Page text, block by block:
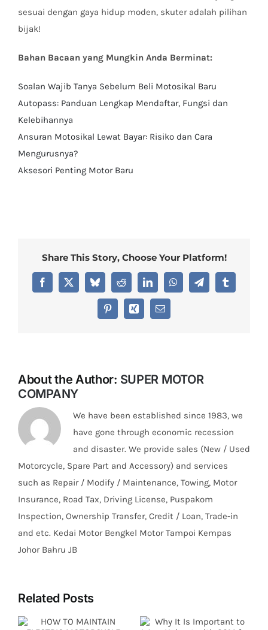
sesuai dengan gaya hidup moden, skuter adalah pilihan
bijak!
Bahan Bacaan yang Mungkin Anda Berminat:
Soalan Wajib Tanya Sebelum Beli Motosikal Baru
Autopass: Panduan Lengkap Mendaftar, Fungsi dan
Kelebihannya
Ansuran Motosikal Lewat Bayar: Risiko dan Cara
Mengurusnya?
Aksesori Penting Motor Baru
Share This Story, Choose Your Platform!
Facebook
X BlueskyReddit LinkedInWhatsAppTelegramTumblr
PinterestXing Email
About the Author: SUPER MOTOR
COMPANY
We have been established since 1983, we
have gone through economic recession
and disaster. We provide sales (New / Used
Motorcycle, Spare Part and Accessory) and services
such as Repair / Modify / Maintenance, Towing, Motor
Insurance, Road Tax, Driving License, Puspakom
Inspection, Ownership Transfer, Credit / Loan, Trade-in
and etc. Kedai Motor Bengkel Motor Tampoi Kempas
Johor Bahru JB
Related Posts